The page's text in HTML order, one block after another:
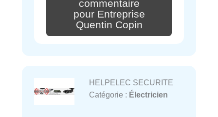
commentaire
pour Entreprise
Quentin Copin
HELPELEC SECURITE
Catégorie : Électricien